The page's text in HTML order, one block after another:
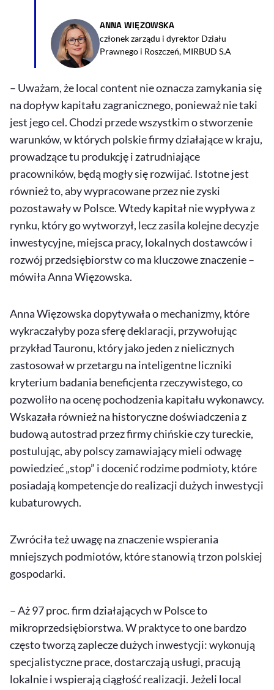
ANNA WIĘZOWSKA
członek zarządu i dyrektor Działu
Prawnego i Roszczeń, MIRBUD S.A
– Uważam, żelocal content nie oznacza zamykania się
na dopływ kapitału zagranicznego, ponieważ nie taki
jest jego cel. Chodzi przede wszystkim o stworzenie
warunków, w których polskie firmy działające w kraju,
prowadzące tu produkcję i zatrudniające
pracowników, będą mogły się rozwijać. Istotne jest
również to, aby wypracowane przez nie zyski
pozostawały w Polsce. Wtedy kapitał nie wypływa z
rynku, który go wytworzył, lecz zasila kolejne decyzje
inwestycyjne, miejsca pracy, lokalnych dostawców i
rozwój przedsiębiorstw co ma kluczowe znaczenie –
mówiła Anna Więzowska.
Anna Więzowska dopytywała o mechanizmy, które
wykraczałyby poza sferę deklaracji, przywołując
przykład Tauronu, który jako jeden z nielicznych
zastosował w przetargu na inteligentne liczniki
kryterium badania beneficjenta rzeczywistego, co
pozwoliło na ocenę pochodzenia kapitału wykonawcy.
Wskazała również na historyczne doświadczenia z
budową autostrad przez firmy chińskie czy tureckie,
postulując, aby polscy zamawiający mieli odwagę
powiedzieć „stop” i docenić rodzime podmioty, które
posiadają kompetencje do realizacji dużych inwestycji
kubaturowych.
Zwróciła też uwagę na znaczenie wspierania
mniejszych podmiotów, które stanowią trzon polskiej
gospodarki.
– Aż 97 proc. firm działających w Polsce to
mikroprzedsiębiorstwa. W praktyce to one bardzo
często tworzą zaplecze dużych inwestycji: wykonują
specjalistyczne prace, dostarczają usługi, pracują
lokalnie i wspierają ciągłość realizacji. Jeżeli local